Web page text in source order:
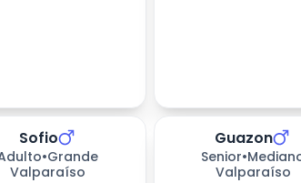
Sofio
•Grande
Valparaíso
días esperando
Guazon
Senior•
Valparaíso